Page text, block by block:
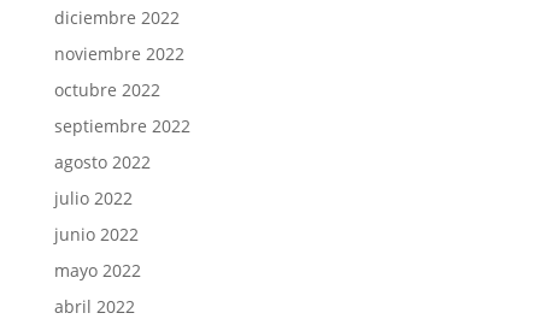
diciembre 2022
noviembre 2022
octubre 2022
septiembre 2022
agosto 2022
julio 2022
junio 2022
mayo 2022
abril 2022